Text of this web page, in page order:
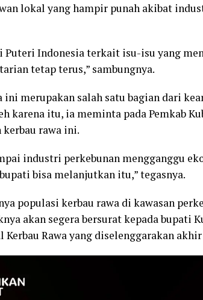
lokal yang hampir punah akibat
Puteri Indonesia terkait isu-isu yang
tetap terus,” sambungnya.
ini merupakan salah satu bagian dari
karena itu, ia meminta pada Pemkab
kerbau rawa ini.
industri perkebunan mengganggu
bisa melanjutkan itu,” tegasnya.
populasi kerbau rawa di kawasan
akan segera bersurat kepada bupati
Kerbau Rawa yang diselenggarakan